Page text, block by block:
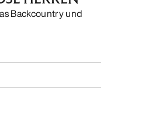
Backcountry und